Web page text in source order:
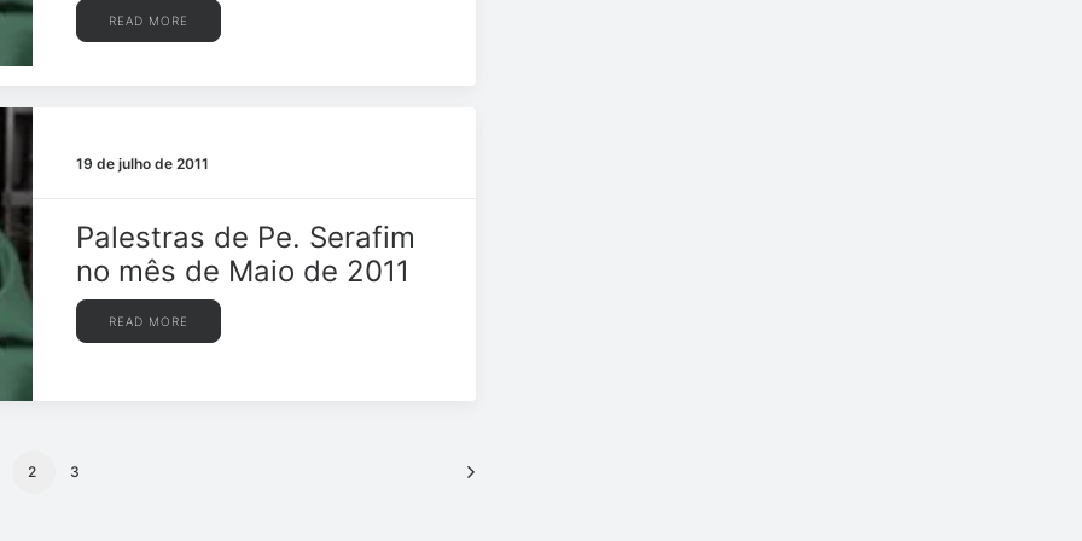
READ MORE
19 de julho de 2011
Palestras de Pe. Serafim
no mês de Maio de 2011
READ MORE
2 3